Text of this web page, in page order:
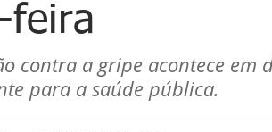
feira
contra a gripe acontece em
para a saúde pública.